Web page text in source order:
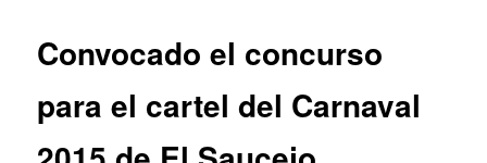
Convocado el concurso
para el cartel del Carnaval